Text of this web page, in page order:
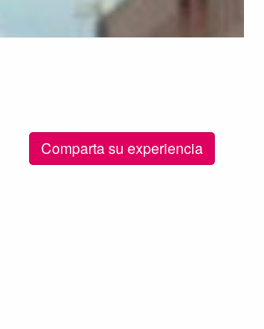
Comparta su experiencia